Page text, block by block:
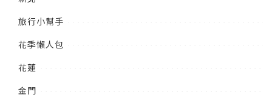
旅行小幫手
花季懶人包
花蓮
金門